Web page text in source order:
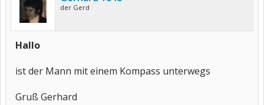
der Gerd
Hallo
ist der Mann mit einem Kompass unterwegs
Gruß Gerhard